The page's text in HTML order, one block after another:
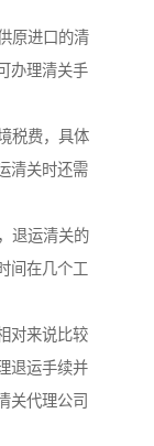
原进口的清
办理清关手
税费，具体
清关时还需
退运清关的
间在几个工
对来说比较
退运手续并
关代理公司